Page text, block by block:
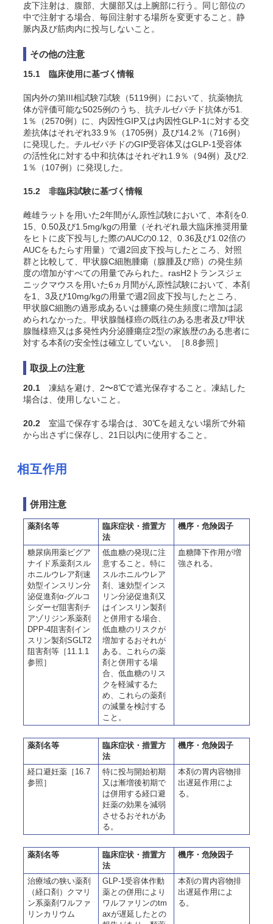
皮下注射は、腹部、大腿部又は上腕部に行う。同じ部位の
中で注射する場合、毎回注射する場所を変更すること。静
脈内及び筋肉内に投与しないこと。
その他の注意
15.1 臨床使用に基づく情報
国内外の第III相試験7試験（5119例）において、抗薬物抗
体が評価可能な5025例のうち、抗チルゼパチド抗体が51.
1％（2570例）に、内因性GIP又は内因性GLP-1に対する交
差抗体はそれぞれ33.9％（1705例）及び14.2％（716例）
に発現した。チルゼパチドのGIP受容体又はGLP-1受容体
の活性化に対する中和抗体はそれぞれ1.9％（94例）及び2.
1％（107例）に発現した。
15.2 非臨床試験に基づく情報
雌雄ラットを用いた2年間がん原性試験において、本剤を0.
15、0.50及び1.5mg/kgの用量（それぞれ最大臨床推奨用量
をヒトに皮下投与した際のAUCの0.12、0.36及び1.02倍の
AUCをもたらす用量）で週2回皮下投与したところ、対照
群と比較して、甲状腺C細胞腫瘍（腺腫及び癌）の発生頻
度の増加がすべての用量でみられた。rasH2トランスジェ
ニックマウスを用いた6ヵ月間がん原性試験において、本剤
を1、3及び10mg/kgの用量で週2回皮下投与したところ、
甲状腺C細胞の過形成あるいは腫瘍の発生頻度に増加は認
められなかった 。甲状腺髄様癌の既往のある患者及び甲状
腺髄様癌又は多発性内分泌腫瘍症2型の家族歴のある患者に
対する本剤の安全性は確立していない。［8.8参照］
取扱上の注意
20.1 凍結を避け、2〜8℃で遮光保存すること。凍結した
場合は、使用しないこと。
20.2 室温で保存する場合は、30℃を超えない場所で外箱
から出さずに保存し、21日以内に使用すること。
相互作用
併用注意
薬剤名等
臨床症状・措置方
法
機序・危険因子
糖尿病用薬ビグア
ナイド系薬剤スル
ホニルウレア剤速
効型インスリン分
泌促進剤α-グルコ
シダーゼ阻害剤チ
アゾリジン系薬剤
DPP-4阻害剤イン
スリン製剤SGLT2
阻害剤等［11.1.1
参照］
低血糖の発現に注
意すること。特に
スルホニルウレア
剤、速効型インス
リン分泌促進剤又
はインスリン製剤
と併用する場合、
低血糖のリスクが
増加するおそれが
ある。これらの薬
剤と併用する場
合、低血糖のリス
クを軽減するた
め、これらの薬剤
の減量を検討する
こと。
血糖降下作用が増
強される。
薬剤名等
臨床症状・措置方
法
機序・危険因子
経口避妊薬［16.7
参照］
特に投与開始初期
又は漸増後初期で
は併用する経口避
妊薬の効果を減弱
させるおそれがあ
る。
本剤の胃内容物排
出遅延作用によ
る。
薬剤名等
臨床症状・措置方
法
機序・危険因子
治療域の狭い薬剤
（経口剤）クマリ
ン系薬剤ワルファ
リンカリウム
GLP-1受容体作動
薬との併用により
ワルファリンのtm
axが遅延したとの
本剤の胃内容物排
出遅延作用によ
る。